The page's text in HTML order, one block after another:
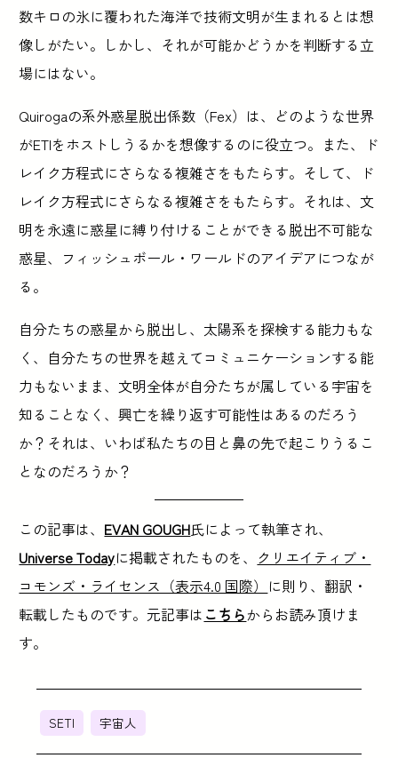
数キロの氷に覆われた海洋で技術文明が生まれるとは想
像しがたい。しかし、それが可能かどうかを判断する立
場にはない。
Quirogaの系外惑星脱出係数（Fex）は、どのような世界
がETIをホストしうるかを想像するのに役立つ。また、ド
レイク方程式にさらなる複雑さをもたらす。そして、ド
レイク方程式にさらなる複雑さをもたらす。それは、文
明を永遠に惑星に縛り付けることができる脱出不可能な
惑星、フィッシュボール・ワールドのアイデアにつなが
る。
自分たちの惑星から脱出し、太陽系を探検する能力もな
く、自分たちの世界を越えてコミュニケーションする能
力もないまま、文明全体が自分たちが属している宇宙を
知ることなく、興亡を繰り返す可能性はあるのだろう
か？それは、いわば私たちの目と鼻の先で起こりうるこ
となのだろうか？
この記事は、 EVAN GOUGH氏によって執筆され、
Universe Todayに掲載されたものを、 クリエイティブ・
コモンズ・ライセンス（表示4.0 国際） に則り、翻訳・
転載したものです。元記事は こちらからお読み頂けま
す。
SETI 宇宙人